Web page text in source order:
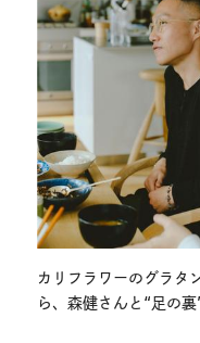
カリフラワーのグラタ
ら、森健さんと“足の